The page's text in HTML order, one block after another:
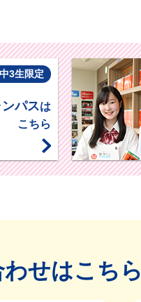
中3生限定
パスは
こちら
せはこちら